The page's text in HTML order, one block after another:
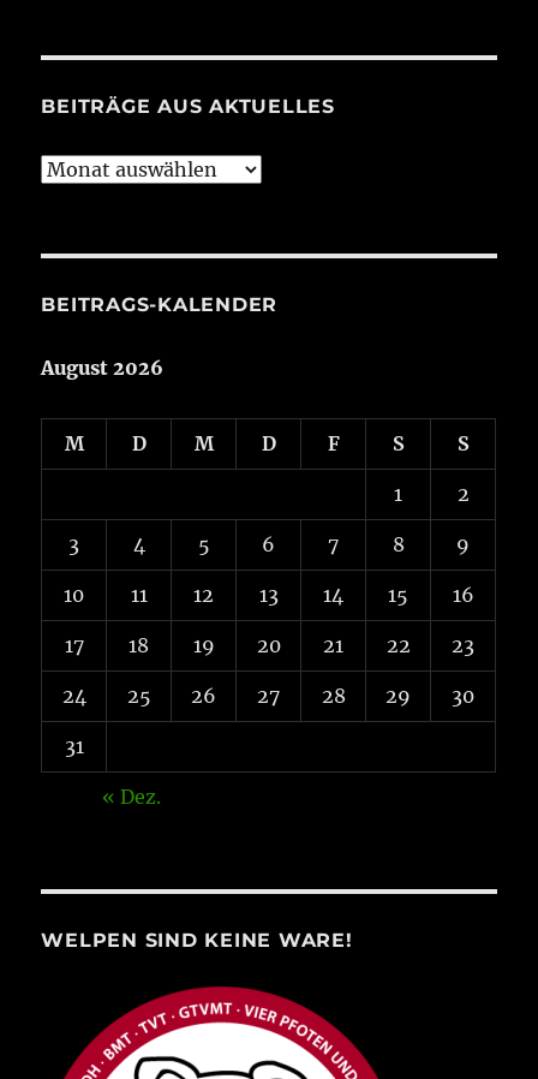
BEITRÄGE AUS AKTUELLES
Beiträge
BEITRAGS-KALENDER
August 2026
M D M D F S S
1 2
3 4 5 6 7 8 9
10 11 12 13 14 15 16
17 18 19 20 21 22 23
24 25 26 27 28 29 30
31
« Dez.
WELPEN SIND KEINE WARE!